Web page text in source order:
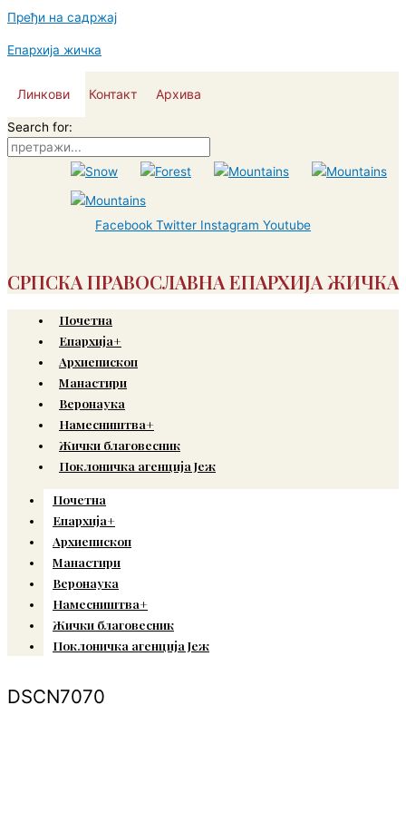
Пређи на садржај
Епархија жичка
Линкови Контакт Архива
Search for:
Facebook Twitter Instagram Youtube
СРПСКА ПРАВОСЛАВНА ЕПАРХИЈА ЖИЧКА
Почетна
Епархија+
Архиепископ
Манастири
Веронаука
Намесништва+
Жички благовесник
Поклоничка агенција Јеж
Почетна
Епархија+
Архиепископ
Манастири
Веронаука
Намесништва+
Жички благовесник
Поклоничка агенција Јеж
DSCN7070